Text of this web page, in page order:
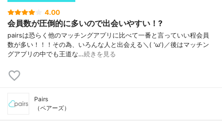
4.00
会員数が圧倒的に多いので出会いやすい！?
pairsは恐らく他のマッチングアプリに比べて一番と言っていい程会員
数が多い！！！その為、いろんな人と出会える＼( 'ω')／後はマッチン
グアプリの中でも王道な…続きを見る
Pairs
（ペアーズ）